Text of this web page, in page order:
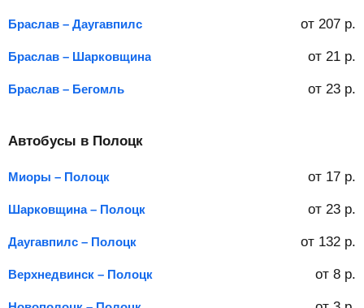
Браслав – Даугавпилс от 207 р.
Браслав – Шарковщина от 21 р.
Браслав – Бегомль от 23 р.
Автобусы в Полоцк
Миоры – Полоцк от 17 р.
Шарковщина – Полоцк от 23 р.
Даугавпилс – Полоцк от 132 р.
Верхнедвинск – Полоцк от 8 р.